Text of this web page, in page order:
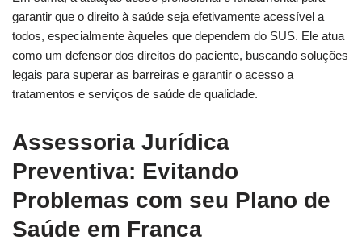
garantir que o direito à saúde seja efetivamente acessível a
todos, especialmente àqueles que dependem do SUS. Ele atua
como um defensor dos direitos do paciente, buscando soluções
legais para superar as barreiras e garantir o acesso a
tratamentos e serviços de saúde de qualidade.
Assessoria Jurídica
Preventiva: Evitando
Problemas com seu Plano de
Saúde em Franca